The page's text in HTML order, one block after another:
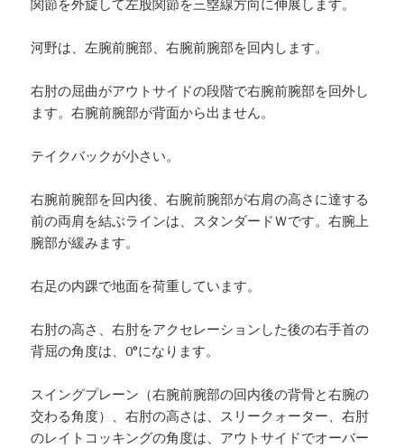
関節を外旋して左股関節を三塁線方向に伸展します。
河野は、左腕前腕部、右腕前腕部を回内します。
右肘の屈曲がアウトサイドの段階で右腕前腕部を回外し
ます。右腕前腕部が背面から出ません。
テイクバックが小さい。
右腕前腕部を回内後、右腕前腕部が右肩の高さに達する
前の両肩を結ぶラインは、スタンダードＷです。右腕上
腕部が緩みます。
右足の内踝で地面を荷重しています。
右肘の高さ、右肘をアクセレーションした後の右手首の
背屈の角度は、0°になります。
スイングプレーン（右腕前腕部の回内後の背骨と右腕の
交わる角度）、右肘の高さは、スリークォーター、右肘
のレイトコッキングの角度は、アウトサイドでオーバー